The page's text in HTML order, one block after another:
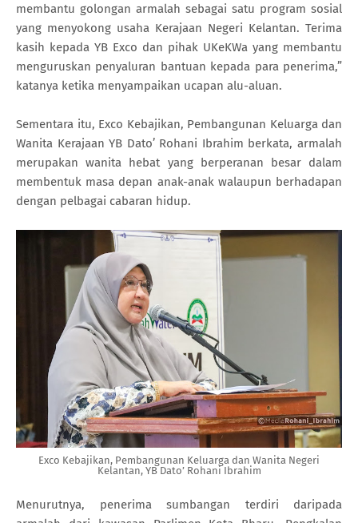
membantu golongan armalah sebagai satu program sosial
yang menyokong usaha Kerajaan Negeri Kelantan. Terima
kasih kepada YB Exco dan pihak UKeKWa yang membantu
menguruskan penyaluran bantuan kepada para penerima,”
katanya ketika menyampaikan ucapan alu-aluan.
Sementara itu, Exco Kebajikan, Pembangunan Keluarga dan
Wanita Kerajaan YB Dato’ Rohani Ibrahim berkata, armalah
merupakan wanita hebat yang berperanan besar dalam
membentuk masa depan anak-anak walaupun berhadapan
dengan pelbagai cabaran hidup.
Exco Kebajikan, Pembangunan Keluarga dan Wanita Negeri
Kelantan, YB Dato’ Rohani Ibrahim
Menurutnya, penerima sumbangan terdiri daripada